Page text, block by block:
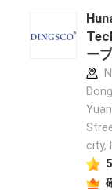
ー
city,